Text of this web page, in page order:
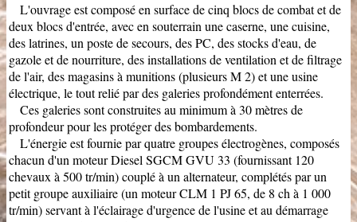
L'ouvrage est composé en surface de cinq blocs de combat et de
deux blocs d'entrée, avec en souterrain une caserne, une cuisine,
des latrines, un poste de secours, des PC, des stocks d'eau, de
gazole et de nourriture, des installations de ventilation et de filtrage
de l'air, des magasins à munitions (plusieurs M 2) et une usine
électrique, le tout relié par des galeries profondément enterrées.
Ces galeries sont construites au minimum à 30 mètres de
profondeur pour les protéger des bombardements.
L'énergie est fournie par quatre groupes électrogènes, composés
chacun d'un moteur Diesel SGCM GVU 33 (fournissant 120
chevaux à 500 tr/min) couplé à un alternateur, complétés par un
petit groupe auxiliaire (un moteur CLM 1 PJ 65, de 8 ch à 1 000
tr/min) servant à l'éclairage d'urgence de l'usine et au démarrage